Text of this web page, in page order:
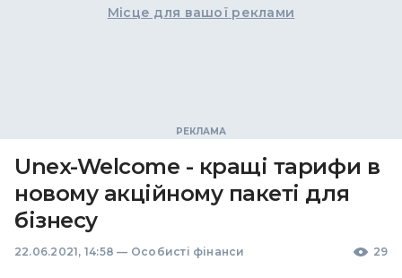
Місце для вашої реклами
Unex-Welcome - кращі тарифи в
новому акційному пакеті для
бізнесу
22.06.2021, 14:58 — Особисті фінанси 29